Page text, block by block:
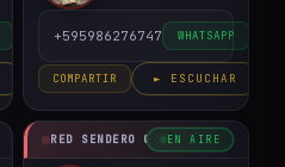
+595986276747 WHATSAPP
COMPARTIR ► ESCUCHAR
RED SENDERO CRISTIANO
EN AIRE